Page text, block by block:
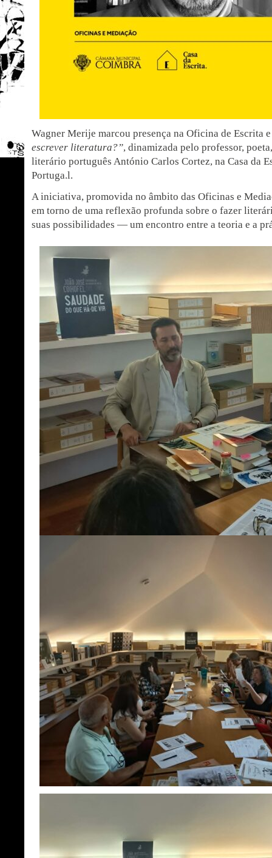
Wagner Merije marcou presença na Oficina de Escrita
escrever literatura?”, dinamizada pelo professor,
literário português António Carlos Cortez, na Casa da
Portuga.l.
A iniciativa, promovida no âmbito das Oficinas e
em torno de uma reflexão profunda sobre o fazer
suas possibilidades — um encontro entre a teoria e a